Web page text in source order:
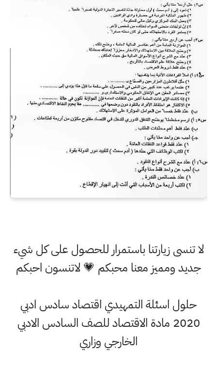
لا تنسى زيارتنا باستمرار للحصول على كل شيء
جديد ومميز معنا محبكم 💗 لاتنسون احبكم
حلول اسئلة التمهيدي اقتصاد سادس ادبي
2020 مادة الاقتصاد للصف السادس الادبي
الخارجي وزاري